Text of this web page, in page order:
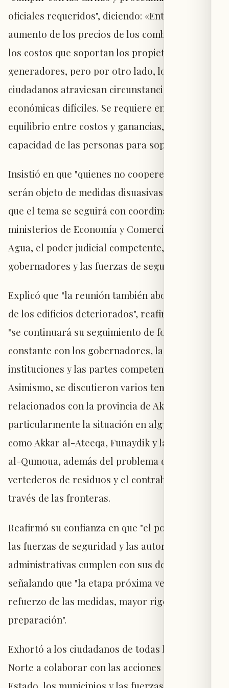
oficiales requeridos", diciendo: «Entendemos el
aumento de los precios de los combustibles y
los costos que soportan los propietarios de
generadores, pero por otro lado, los
ciudadanos atraviesan circunstancias
económicas difíciles. Se requiere encontrar un
equilibrio entre costos y ganancias, y la
capacidad de las personas para soportarlos».
Insistió en que "quienes no cooperen ni cumplan
serán objeto de medidas disuasivas", aclarando
que el tema se seguirá con coordinación con los
ministerios de Economía y Comercio, Energía y
Agua, el poder judicial competente, los
gobernadores y las fuerzas de seguridad.
Explicó que "la reunión también abordó el tema
de los edificios deteriorados", reafirmando que
"se continuará su seguimiento de forma
constante con los gobernadores, las
instituciones y las partes competentes".
Asimismo, se discutieron varios temas
relacionados con la provincia de Akkar,
particularmente la situación en algunas zonas,
como Akkar al-Ateeqa, Funaydik y la región de
al-Qumoua, además del problema de
vertederos de residuos y el contrabando a
través de las fronteras.
Reafirmó su confianza en que "el poder judicial,
las fuerzas de seguridad y las autoridades
administrativas cumplen con sus deberes",
señalando que "la etapa próxima verá un
refuerzo de las medidas, mayor rigor y
preparación".
Exhortó a los ciudadanos de todas las zonas del
Norte a colaborar con las acciones que toma el